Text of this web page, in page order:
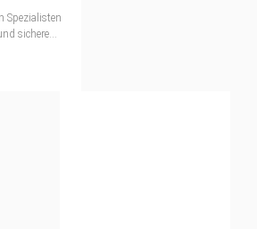
Spezialisten
sichere